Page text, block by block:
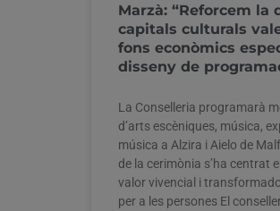
Marzà: “Reforcem la
capitals culturals
fons econòmics
disseny de
La Conselleria programarà
d’arts escèniques, música,
música a Alzira i Aielo de
de la cerimònia s’ha centrat
valor vivencial i
per a les persones El